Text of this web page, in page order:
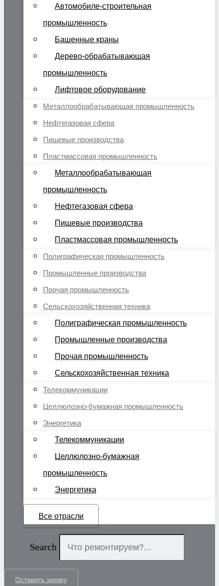
Автомобиле-строительная
промышленность
Башенные краны
Дерево-обрабатывающая
промышленность
Лифтовое оборудование
Металлообрабатывающая промышленность
Нефтегазовая сфера
Пищевые производства
Пластмассовая промышленность
Металлообрабатывающая
промышленность
Нефтегазовая сфера
Пищевые производства
Пластмассовая промышленность
Полиграфическая промышленность
Промышленные производства
Прочая промышленность
Сельскохозяйственная техника
Полиграфическая промышленность
Промышленные производства
Прочая промышленность
Сельскохозяйственная техника
Телекоммуникации
Целлюлозно-бумажная промышленность
Энергетика
Телекоммуникации
Целлюлозно-бумажная
промышленность
Энергетика
Все отрасли
Search
Оставить заявку